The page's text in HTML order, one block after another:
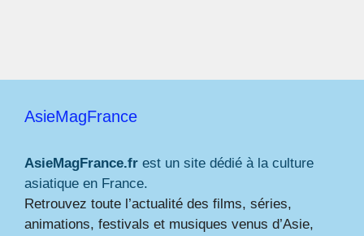
AsieMagFrance
AsieMagFrance.fr est un site dédié à la culture
asiatique en France.
Retrouvez toute l’actualité des films, séries,
animations, festivals et musiques venus d’Asie,